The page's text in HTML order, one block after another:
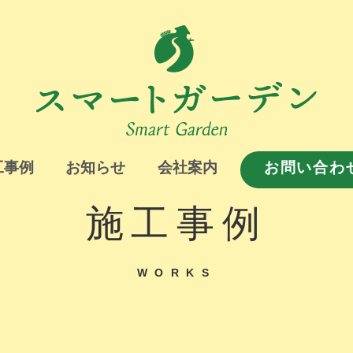
例 お知らせ 会社案内 お問い合わ
施工事例
WORKS